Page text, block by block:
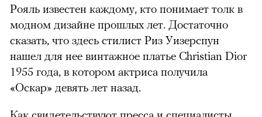
Рояль известен каждому, кто понимает толк в
модном дизайне прошлых лет. Достаточно
сказать, что здесь стилист Риз Уизерспун
нашел для нее винтажное платье Christian Dior
1955 года, в котором актриса получила
«Оскар» девять лет назад.
Как свидетельствуют пресса и специалисты,